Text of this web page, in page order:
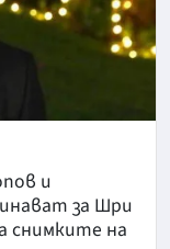
и
за Шри
снимките на